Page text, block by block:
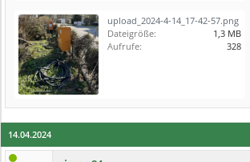
upload_2024-4-14_17-42-57.png
Dateigröße:
1,3 MB
Aufrufe:
328
14.04.2024